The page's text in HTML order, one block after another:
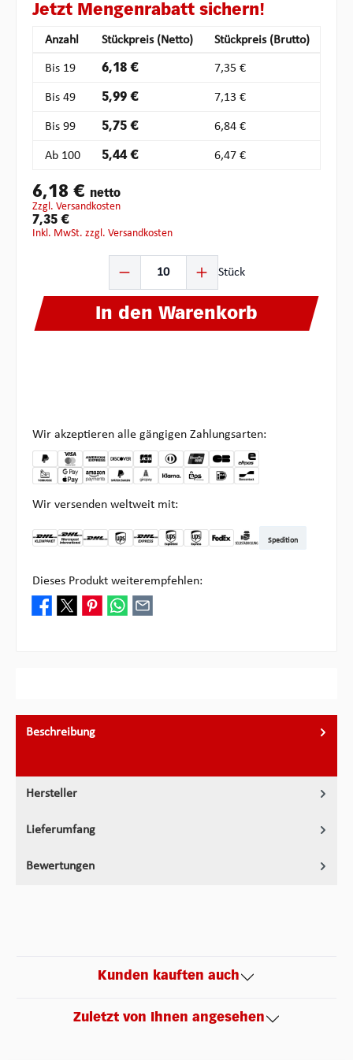
Jetzt Mengenrabatt sichern!
Anzahl Stückpreis (Netto) Stückpreis (Brutto)
Bis 19 6,18 € 7,35 €
Bis 49 5,99 € 7,13 €
Bis 99 5,75 € 6,84 €
Ab 100 5,44 € 6,47 €
6,18 € netto
zzgl. Versandkosten
7,35 €
inkl. MwSt. zzgl. Versandkosten
Stück
In den Warenkorb
Wir akzeptieren alle gängigen Zahlungsarten:
Wir versenden weltweit mit:
Spedition
Dieses Produkt weiterempfehlen:
Beschreibung
Hersteller
Lieferumfang
Bewertungen
Kunden kauften auch
Zuletzt von Ihnen angesehen